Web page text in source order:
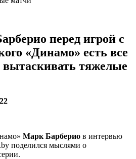
перед игрой с
«Динамо» есть все
вытаскивать тяжелые
Марк Барберио в интервью
поделился мыслями о